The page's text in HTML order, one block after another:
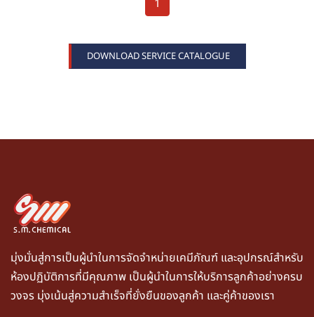
DOWNLOAD SERVICE CATALOGUE
มุ่งมั่นสู่การเป็นผู้นำในการจัดจำหน่ายเคมีภัณฑ์ และอุปกรณ์สำหรับ
ห้องปฏิบัติการที่มีคุณภาพ เป็นผู้นำในการให้บริการลูกค้าอย่างครบ
วงจร มุ่งเน้นสู่ความสำเร็จที่ยั่งยืนของลูกค้า และคู่ค้าของเรา